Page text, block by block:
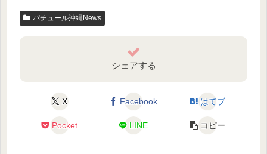
パチュール沖縄News
シェアする
X Facebook はてブ
Pocket LINE コピー